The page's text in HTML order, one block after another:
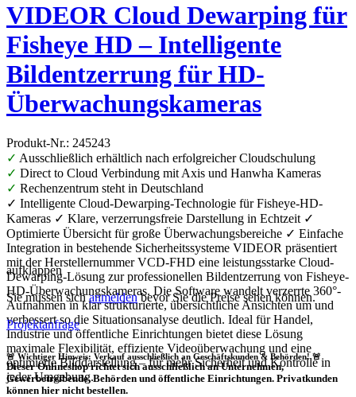
VIDEOR Cloud Dewarping für
Fisheye HD – Intelligente
Bildentzerrung für HD-
Überwachungskameras
Produkt-Nr.: 245243
✓ Ausschließlich erhältlich nach erfolgreicher Cloudschulung
✓ Direct to Cloud Verbindung mit Axis und Hanwha Kameras
✓ Rechenzentrum steht in Deutschland
✓ Intelligente Cloud-Dewarping-Technologie für Fisheye-HD-
Kameras ✓ Klare, verzerrungsfreie Darstellung in Echtzeit ✓
Optimierte Übersicht für große Überwachungsbereiche ✓ Einfache
Integration in bestehende Sicherheitssysteme VIDEOR präsentiert
mit der Herstellernummer VCD-FHD eine leistungsstarke Cloud-
Dewarping-Lösung zur professionellen Bildentzerrung von Fisheye-
HD-Überwachungskameras. Die Software wandelt verzerrte 360°-
Aufnahmen in klar strukturierte, übersichtliche Ansichten um und
verbessert so die Situationsanalyse deutlich. Ideal für Handel,
Industrie und öffentliche Einrichtungen bietet diese Lösung
maximale Flexibilität, effiziente Videoüberwachung und eine
optimierte Bilddarstellung – für mehr Sicherheit und Kontrolle in
jeder Umgebung.
aufklappen
Sie müssen sichanmeldenbevor Sie die Preise sehen können.
Projektanfrage
🚨 Wichtiger Hinweis: Verkauf ausschließlich an Geschäftskunden & Behörden! 🚨
Dieser Onlineshop richtet sichausschließlichan Unternehmen,
Gewerbetreibende, Behörden und öffentliche Einrichtungen. Privatkunden
können hier nicht bestellen.